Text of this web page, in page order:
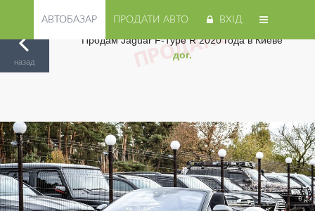
АВТОБАЗАР ПРОДАТИ АВТО ВХІД
Jaguar/
назад
Продам Jaguar F-Type R 2020 года в Киеве
дог.